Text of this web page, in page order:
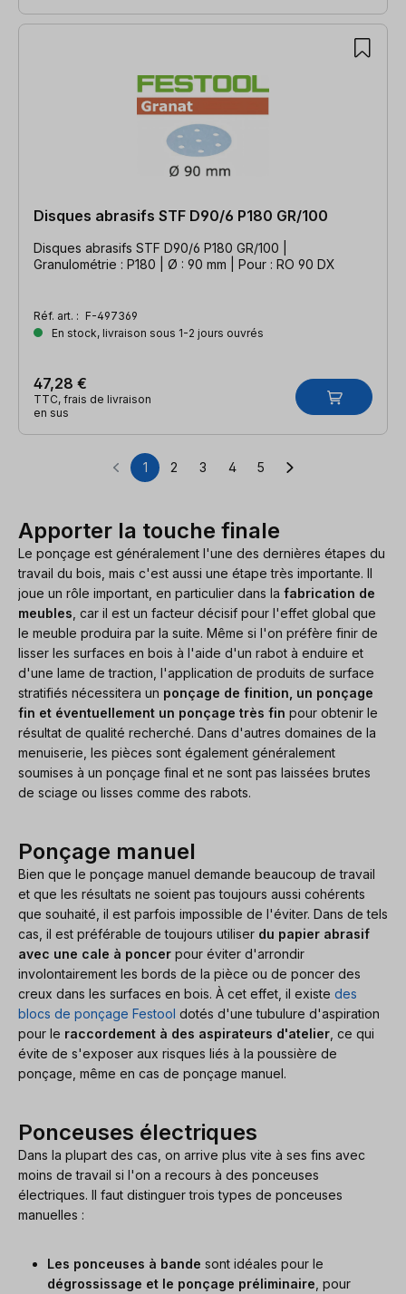
Disques abrasifs STF D90/6 P180 GR/100
Disques abrasifs STF D90/6 P180 GR/100 |
Granulométrie : P180 | Ø : 90 mm | Pour : RO 90 DX
Réf. art. : F-497369
En stock, livraison sous 1-2 jours ouvrés
47,28 €
TTC, frais de livraison
en sus
Page
1 Page
2 Page
3 Page
4 Page
5
Apporter la touche finale
Le ponçage est généralement l'une des dernières étapes du
travail du bois, mais c'est aussi une étape très importante. Il
joue un rôle important, en particulier dans la fabrication de
meubles , car il est un facteur décisif pour l'effet global que
le meuble produira par la suite. Même si l'on préfère finir de
lisser les surfaces en bois à l'aide d'un rabot à enduire et
d'une lame de traction, l'application de produits de surface
stratifiés nécessitera un ponçage de finition, un ponçage
fin et éventuellement un ponçage très fin pour obtenir le
résultat de qualité recherché. Dans d'autres domaines de la
menuiserie, les pièces sont également généralement
soumises à un ponçage final et ne sont pas laissées brutes
de sciage ou lisses comme des rabots.
Ponçage manuel
Bien que le ponçage manuel demande beaucoup de travail
et que les résultats ne soient pas toujours aussi cohérents
que souhaité, il est parfois impossible de l'éviter. Dans de tels
cas, il est préférable de toujours utiliser du papier abrasif
avec une cale à poncer pour éviter d'arrondir
involontairement les bords de la pièce ou de poncer des
creux dans les surfaces en bois. À cet effet, il existe des
blocs de ponçage Festool dotés d'une tubulure d'aspiration
pour le raccordement à des aspirateurs d'atelier , ce qui
évite de s'exposer aux risques liés à la poussière de
ponçage, même en cas de ponçage manuel.
Ponceuses électriques
Dans la plupart des cas, on arrive plus vite à ses fins avec
moins de travail si l'on a recours à des ponceuses
électriques. Il faut distinguer trois types de ponceuses
manuelles :
Les ponceuses à bande sont idéales pour le
dégrossissage et le ponçage préliminaire , pour